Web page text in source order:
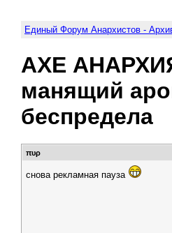
Единый Форум Анархистов -
АХЕ
манящий
беспредела
πυρ
снова рекламная пауза